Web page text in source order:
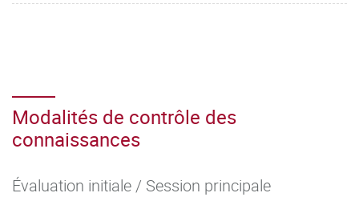
Modalités de contrôle des
connaissances
Évaluation initiale / Session principale